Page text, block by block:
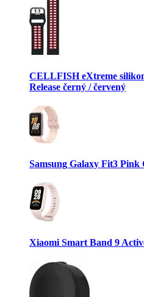
CELLFISH eXtreme
Release černý / červený
Samsung Galaxy Fit3 Pink
Xiaomi Smart Band 9